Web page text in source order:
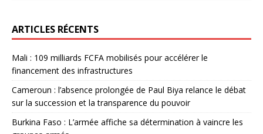
ARTICLES RÉCENTS
Mali : 109 milliards FCFA mobilisés pour accélérer le
financement des infrastructures
Cameroun : l’absence prolongée de Paul Biya relance le débat
sur la succession et la transparence du pouvoir
Burkina Faso : L’armée affiche sa détermination à vaincre les